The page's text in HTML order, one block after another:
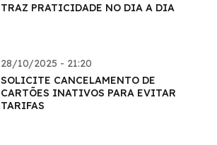
TRAZ PRATICIDADE NO DIA A DIA
28/10/2025 - 21:20
SOLICITE CANCELAMENTO DE
CARTÕES INATIVOS PARA EVITAR
TARIFAS